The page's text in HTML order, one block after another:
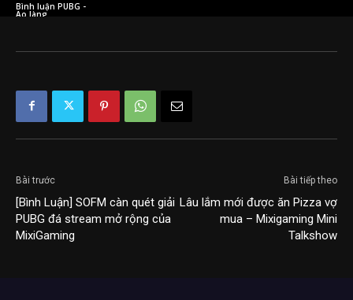
Bình luận PUBG -
Ao làng
Bài trước
[Bình Luận] SOFM càn quét giải
PUBG đá stream mở rộng của
MixiGaming
Bài tiếp theo
Lâu lắm mới được ăn Pizza vợ
mua – Mixigaming Mini
Talkshow